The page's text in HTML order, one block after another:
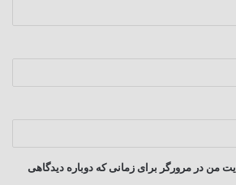
من در مرورگر برای زمانی که دوباره دیدگاهی